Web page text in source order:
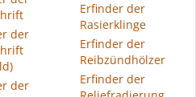
der
der
Erfinder der
Rasierklinge
Erfinder der
Reibzündhölzer
Erfinder der